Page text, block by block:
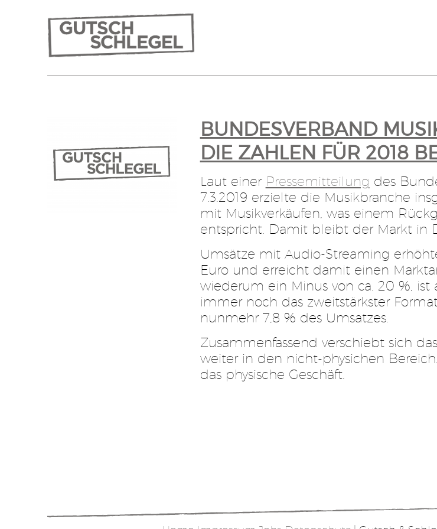
BUNDESVERBAND
DIE ZAHLEN FÜR 2018
Laut einer Pressemitteilung des
7.3.2019 erzielte die Musikbranche
mit Musikverkäufen, was einem
entspricht. Damit bleibt der Markt in
Umsätze mit Audio-Streaming
Euro und erreicht damit einen
wiederum ein Minus von ca. 20 %,
immer noch das zweitstärkster
nunmehr 7,8 % des Umsatzes.
Zusammenfassend verschiebt sich
weiter in den nicht-physichen
das physische Geschäft.